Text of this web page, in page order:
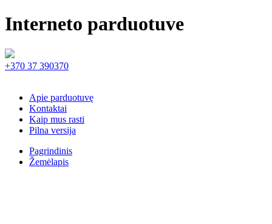
Interneto parduotuve
+370 37 390370
Apie parduotuvę
Kontaktai
Kaip mus rasti
Pilna versija
Pagrindinis
Žemėlapis